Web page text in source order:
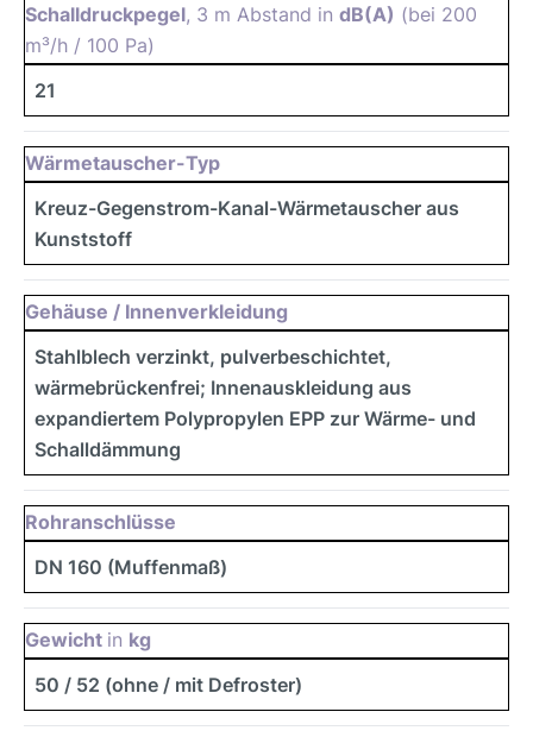
Schalldruckpegel, 3 m Abstand in dB(A) (bei 200
m³/h / 100 Pa)
21
Wärmetauscher-Typ
Kreuz-Gegenstrom-Kanal-Wärmetauscher aus
Kunststoff
Gehäuse / Innenverkleidung
Stahlblech verzinkt, pulverbeschichtet,
wärmebrückenfrei; Innenauskleidung aus
expandiertem Polypropylen EPP zur Wärme- und
Schalldämmung
Rohranschlüsse
DN 160 (Muffenmaß)
Gewicht in kg
50 / 52 (ohne / mit Defroster)